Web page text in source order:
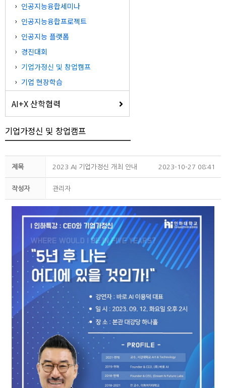
인공지능융합세미나
인공지능융합프로젝트
인공지능 플랫폼
경진대회
기업가정신 및 창업캠프
기업 현장학습
AI+X 산학협력
기업가정신 및 창업캠프
제목 2023 AI 기업가정신 개최 안내 2023-10-27 08:41
작성자 관리자